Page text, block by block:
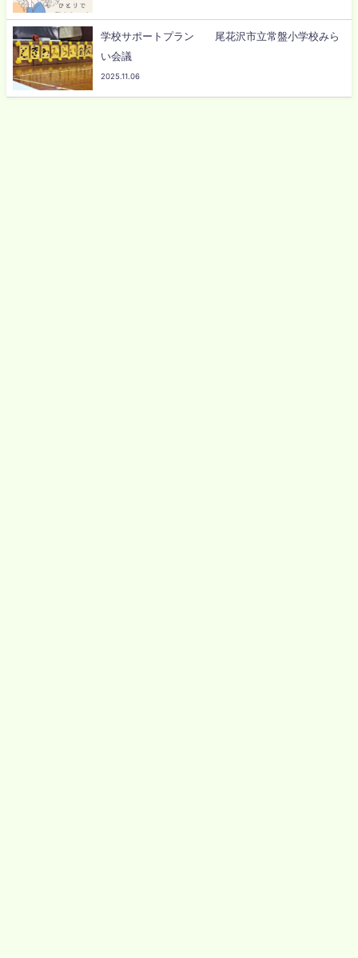
学校サポートプラン 尾花沢市立常盤小学校みら
い会議
2025.11.06